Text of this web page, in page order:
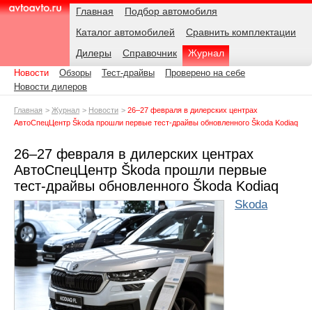
AvtoAvto.ru
Навигация Главная
Подбор автомобиля
Каталог автомобилей
Сравнить комплектации
Дилеры
Справочник Журнал
Подразделы
Новости Обзоры Тест-драйвы
Проверено на себе
Новости дилеров
Родительские
Главная Журнал Новости
26–27 февраля в дилерских центрах
АвтоСпецЦентр Škoda прошли первые тест-драйвы обновленного Škoda Kodiaq
26–27 февраля в дилерских центрах
АвтоСпецЦентр Škoda прошли первые
тест-драйвы обновленного Škoda Kodiaq
Skoda
Дата: